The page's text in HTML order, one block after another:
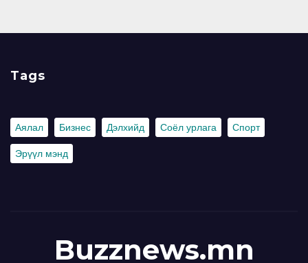
Tags
Аялал Бизнес Дэлхийд Соёл урлага Спорт
Эрүүл мэнд
Buzznews.mn